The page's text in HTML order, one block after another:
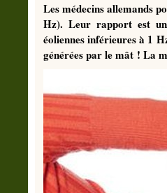
Les médecins allemands
Hz). Leur rapport est
éoliennes inférieures à 1
générées par le mât ! La